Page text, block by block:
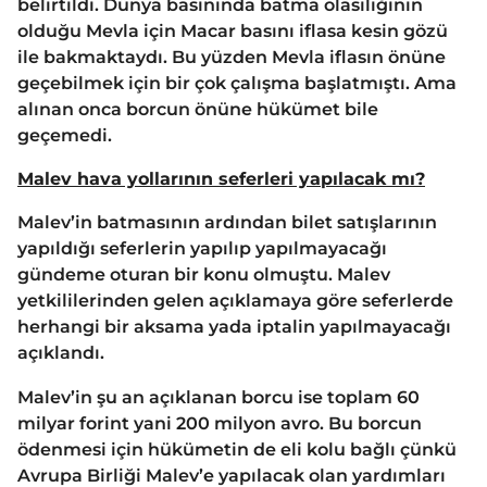
belirtildi. Dünya basınında batma olasılığının
olduğu Mevla için Macar basını iflasa kesin gözü
ile bakmaktaydı. Bu yüzden Mevla iflasın önüne
geçebilmek için bir çok çalışma başlatmıştı. Ama
alınan onca borcun önüne hükümet bile
geçemedi.
Malev hava yollarının seferleri yapılacak mı?
Malev’in batmasının ardından bilet satışlarının
yapıldığı seferlerin yapılıp yapılmayacağı
gündeme oturan bir konu olmuştu. Malev
yetkililerinden gelen açıklamaya göre seferlerde
herhangi bir aksama yada iptalin yapılmayacağı
açıklandı.
Malev’in şu an açıklanan borcu ise toplam 60
milyar forint yani 200 milyon avro. Bu borcun
ödenmesi için hükümetin de eli kolu bağlı çünkü
Avrupa Birliği Malev’e yapılacak olan yardımları